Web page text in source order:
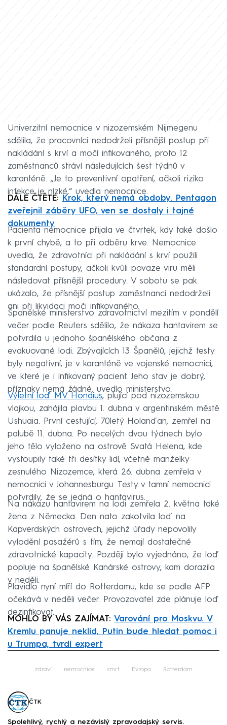
Univerzitní nemocnice v nizozemském Nijmegenu
sdělila, že pracovníci nedodrželi přísnější postup při
nakládání s krví a močí infikovaného, proto 12
zaměstnanců stráví následujících šest týdnů v
karanténě. „Je to preventivní opatření, ačkoli riziko
infekce je nízké,“ uvedla nemocnice.
DÁLE ČTĚTE:
Krok, který nemá obdoby. Pentagon
zveřejnil záběry UFO, ven se dostaly i tajné
dokumenty
Pacienta nemocnice přijala ve čtvrtek, kdy také došlo
k první chybě, a to při odběru krve. Nemocnice
uvedla, že zdravotníci při nakládání s krví použili
standardní postupy, ačkoli kvůli povaze viru měli
následovat přísnější procedury. V sobotu se pak
ukázalo, že přísnější postup zaměstnanci nedodrželi
ani při likvidaci moči infikovaného.
Španělské ministerstvo zdravotnictví mezitím v pondělí
večer podle Reuters sdělilo, že nákaza hantavirem se
potvrdila u jednoho španělského občana z
evakuované lodi. Zbývajících 13 Španělů, jejichž testy
byly negativní, je v karanténě ve vojenské nemocnici,
ve které je i infikovaný pacient. Jeho stav je dobrý,
příznaky nemá žádné, uvedlo ministerstvo.
Výletní loď MV Hondius, plující pod nizozemskou
vlajkou, zahájila plavbu 1. dubna v argentinském městě
Ushuaia. První cestující, 70letý Holanďan, zemřel na
palubě 11. dubna. Po necelých dvou týdnech bylo
jeho tělo vyloženo na ostrově Svatá Helena, kde
vystoupily také tři desítky lidí, včetně manželky
zesnulého Nizozemce, která 26. dubna zemřela v
nemocnici v Johannesburgu. Testy v tamní nemocnici
potvrdily, že se jedná o hantavirus.
Na nákazu hantavirem na lodi zemřela 2. května také
žena z Německa. Den nato zakotvila loď na
Kapverdských ostrovech, jejichž úřady nepovolily
vylodění pasažérů s tím, že nemají dostatečné
zdravotnické kapacity. Později bylo vyjednáno, že loď
popluje na španělské Kanárské ostrovy, kam dorazila
v neděli.
Plavidlo nyní míří do Rotterdamu, kde se podle AFP
očekává v neděli večer. Provozovatel zde plánuje loď
dezinfikovat.
MOHLO BY VÁS ZAJÍMAT: Varování pro Moskvu. V
Kremlu panuje neklid, Putin bude hledat pomoc i
u Trumpa, tvrdí expert
zdraví nemocnice smrt Evropa Rotterdam
ČTK
Spolehlivý, rychlý a nezávislý zpravodajský servis.